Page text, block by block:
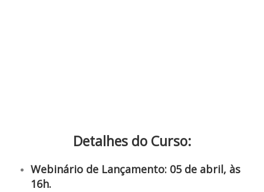
Detalhes do Curso:
Webinário de Lançamento: 05 de abril, às
16h.